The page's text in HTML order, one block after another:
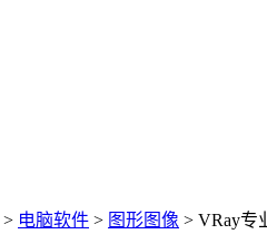
> 电脑软件 > 图形图像 > VRay专